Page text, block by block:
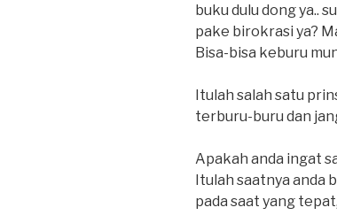
buku dulu dong ya..
pake birokrasi ya?
Bisa-bisa keburu
Itulah salah satu
terburu-buru dan
Apakah anda ingat
Itulah saatnya anda
pada saat yang